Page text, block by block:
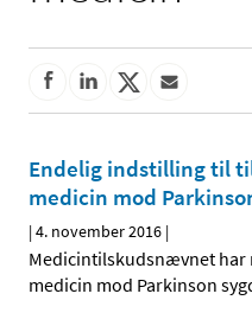
Endelig indstilling til
medicin mod
|4. november 2016 |
Medicintilskudsnævnet
medicin mod Parkinson